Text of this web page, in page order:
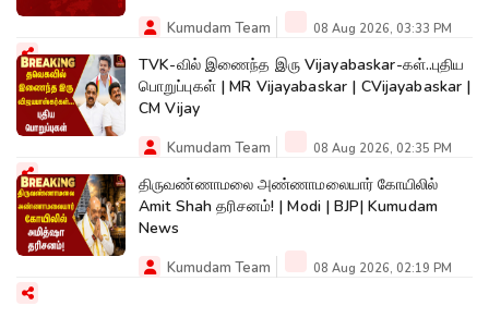
Kumudam Team 08 Aug 2026, 03:33 PM
TVK-வில் இணைந்த இரு Vijayabaskar-கள்..புதிய
பொறுப்புகள் | MR Vijayabaskar | CVijayabaskar |
CM Vijay
Kumudam Team 08 Aug 2026, 02:35 PM
திருவண்ணாமலை அண்ணாமலையார் கோயிலில்
Amit Shah தரிசனம்! | Modi | BJP| Kumudam
News
Kumudam Team 08 Aug 2026, 02:19 PM